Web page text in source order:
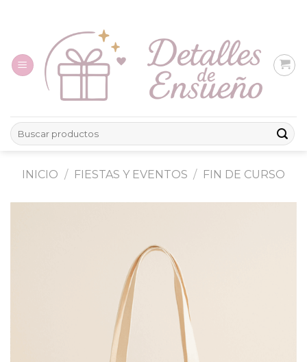
Buscar
por:
INICIO / FIESTAS Y EVENTOS / FIN DE CURSO